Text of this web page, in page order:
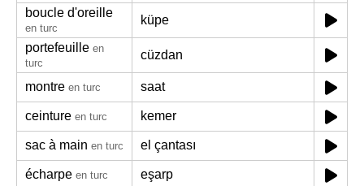
boucle d'oreille
en turc
küpe
portefeuille en
turc
cüzdan
montre en turc saat
ceinture en turc kemer
sac à main en turc el çantası
écharpe en turc eşarp